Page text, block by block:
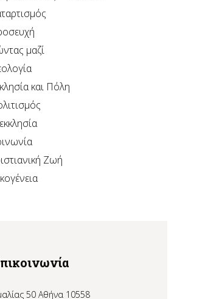
μαζί
και Πόλη
Ζωή
50 Αθήνα 10558